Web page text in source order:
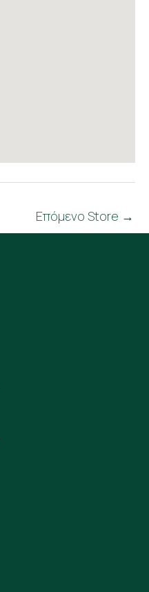
Επόμενο Store →